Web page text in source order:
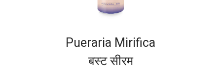
Pueraria Mirifica
बस्ट सीरम